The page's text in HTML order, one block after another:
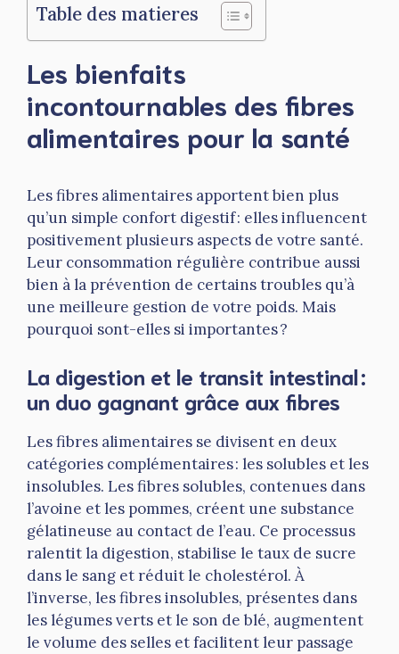
Table des matieres
Les bienfaits
incontournables des fibres
alimentaires pour la santé
Les fibres alimentaires apportent bien plus
qu’un simple confort digestif : elles influencent
positivement plusieurs aspects de votre santé.
Leur consommation régulière contribue aussi
bien à la prévention de certains troubles qu’à
une meilleure gestion de votre poids. Mais
pourquoi sont-elles si importantes ?
La digestion et le transit intestinal :
un duo gagnant grâce aux fibres
Les fibres alimentaires se divisent en deux
catégories complémentaires : les solubles et les
insolubles. Les fibres solubles, contenues dans
l’avoine et les pommes, créent une substance
gélatineuse au contact de l’eau. Ce processus
ralentit la digestion, stabilise le taux de sucre
dans le sang et réduit le cholestérol. À
l’inverse, les fibres insolubles, présentes dans
les légumes verts et le son de blé, augmentent
le volume des selles et facilitent leur passage